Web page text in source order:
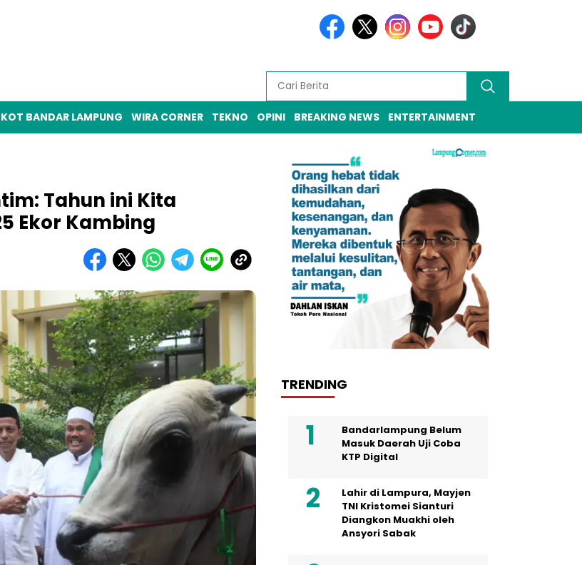
BANDAR LAMPUNG WIRA CORNER TEKNO OPINI BREAKING NEWS ENTERTAINMENT
Tahun ini Kita
Ekor Kambing
TRENDING
Bandarlampung Belum
Masuk Daerah Uji Coba
KTP Digital
Lahir di Lampura, Mayjen
TNI Kristomei Sianturi
Diangkon Muakhi oleh
Ansyori Sabak